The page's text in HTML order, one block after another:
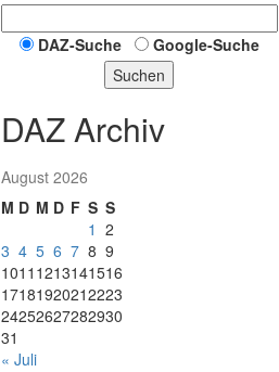
DAZ-Suche
Google-Suche
Suchen
DAZ Archiv
August 2026
M D M D F S S
1 2
3 4 5 6 7 8 9
1011 1213141516
17181920212223
24252627282930
31
« Juli